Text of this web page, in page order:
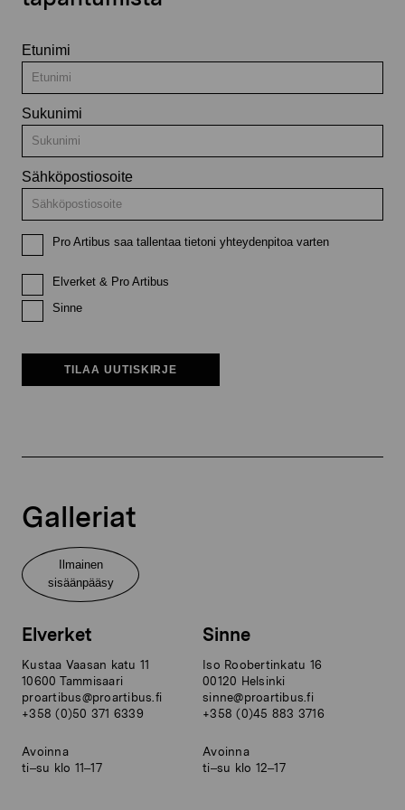
Etunimi
Sukunimi
Sähköpostiosoite
Pro Artibus saa tallentaa tietoni yhteydenpitoa varten
Elverket & Pro Artibus
Sinne
TILAA UUTISKIRJE
Galleriat
Ilmainen
sisäänpääsy
Elverket
Kustaa Vaasan katu 11
10600 Tammisaari
proartibus@proartibus.fi
+358 (0)50 371 6339
Avoinna
ti–su klo 11–17
Sinne
Iso Roobertinkatu 16
00120 Helsinki
sinne@proartibus.fi
+358 (0)45 883 3716
Avoinna
ti–su klo 12–17